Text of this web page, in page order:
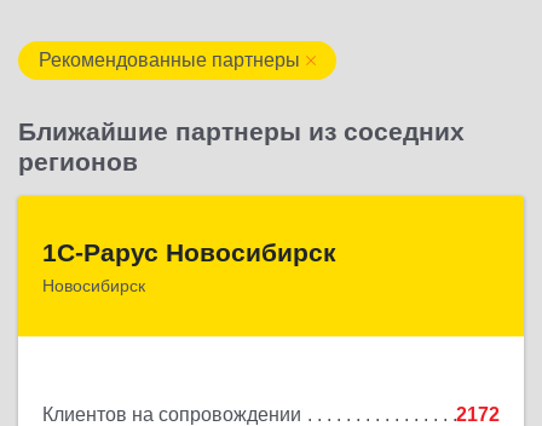
Рекомендованные партнеры
Ближайшие партнеры из соседних
регионов
1С-Рарус Новосибирск
Новосибирск
Клиентов на сопровождении
2172
630015, Новосибирская обл, Новосибирск г,
Подробнее